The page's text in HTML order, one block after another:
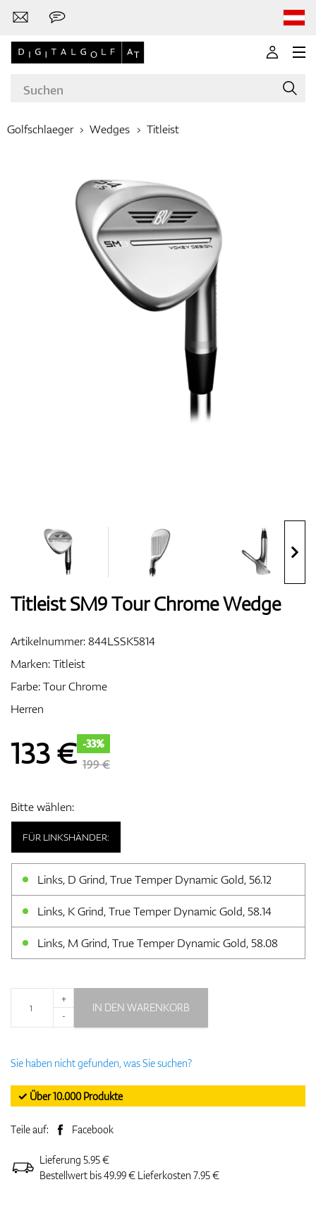
Golfschläger
Bekleidung
Handschuhe
Bags
Entfernungsmesser & GPS
Golfschlaeger Wedges Titleist
Titleist SM9 Tour Chrome Wedge
Artikelnummer:844LSSK5814
Marken:Titleist
Farbe: Tour Chrome
Herren
133€ -33%
199 €
Bitte wählen:
FÜR LINKSHÄNDER:
Links, D Grind, True Temper Dynamic Gold, 56.12
Links, K Grind, True Temper Dynamic Gold, 58.14
Links, M Grind, True Temper Dynamic Gold, 58.08
+
-
IN DEN WARENKORB
Sie haben nicht gefunden, was Sie suchen?
✓ Über 10.000 Produkte
Teile auf: Facebook
Lieferung 5.95 €
Bestellwert bis 49.99 € Lieferkosten 7.95 €